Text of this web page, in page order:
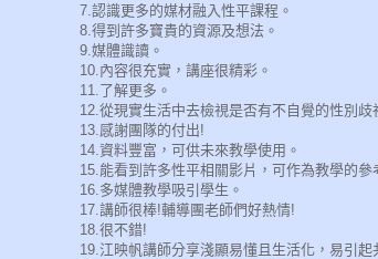
7.認識更多的媒材融入性平課程。
8.得到許多寶貴的資源及想法。
9.媒體識讀。
10.內容很充實，講座很精彩。
11.了解更多。
12.從現實生活中去檢視是否有不自覺的性別
13.感謝團隊的付出!
14.資料豐富，可供未來教學使用。
15.能看到許多性平相關影片，可作為教學的參
16.多媒體教學吸引學生。
17.講師很棒!輔導團老師們好熱情!
18.很不錯!
19.江映帆講師分享淺顯易懂且生活化，易引起